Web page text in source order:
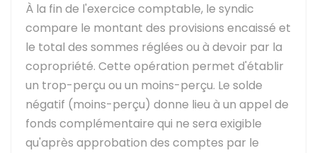
À la fin de l'exercice comptable, le syndic
compare le montant des provisions encaissé et
le total des sommes réglées ou à devoir par la
copropriété. Cette opération permet d'établir
un trop-perçu ou un moins-perçu. Le solde
négatif (moins-perçu) donne lieu à un appel de
fonds complémentaire qui ne sera exigible
qu'après approbation des comptes par le